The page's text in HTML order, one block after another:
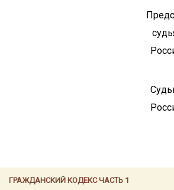
ГРАЖДАНСКИЙ КОДЕКС ЧАСТЬ 1